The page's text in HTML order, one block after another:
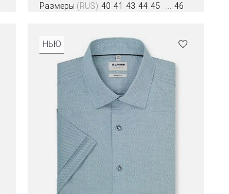
Размеры (RUS) 40 41 43 44 45
46
НЬЮ